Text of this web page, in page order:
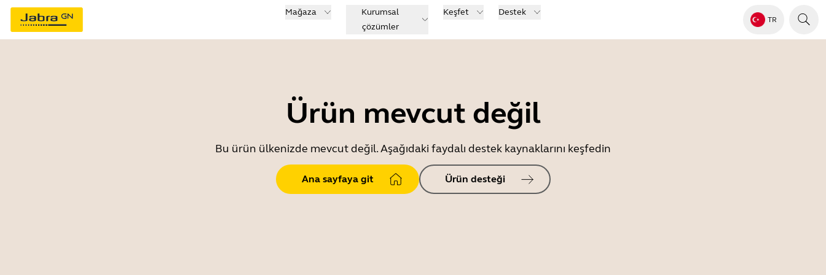
Mağaza
Kurumsal
çözümler
Keşfet Destek
TR
Ürün mevcut değil
Bu ürün ülkenizde mevcut değil. Aşağıdaki faydalı destek kaynaklarını keşfedin
Ana sayfaya git Ürün desteği